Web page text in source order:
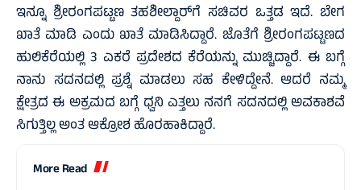
ಇನ್ನೂ ಶ್ರೀರಂಗಪಟ್ಟಣ ತಹಶೀಲ್ದಾರ್‌ಗೆ ಸಚಿವರ ಒತ್ತಡ ಇದೆ. ಬೇಗ
ಖಾತೆ ಮಾಡಿ ಎಂದು ಖಾತೆ ಮಾಡಿಸಿದ್ದಾರೆ. ಜೊತೆಗೆ ಶ್ರೀರಂಗಪಟ್ಟಣದ
ಹುಲಿಕೆರೆಯಲ್ಲಿ 3 ಎಕರೆ ಪ್ರದೇಶದ ಕೆರೆಯನ್ನು ಮುಚ್ಚಿದ್ದಾರೆ. ಈ ಬಗ್ಗೆ
ನಾನು ಸದನದಲ್ಲಿ ಪ್ರಶ್ನೆ ಮಾಡಲು ಸಹ ಕೇಳಿದ್ದೇನೆ. ಆದರೆ ನಮ್ಮ
ಕ್ಷೇತ್ರದ ಈ ಅಕ್ರಮದ ಬಗ್ಗೆ ಧ್ವನಿ ಎತ್ತಲು ನನಗೆ ಸದನದಲ್ಲಿ ಅವಕಾಶವೆ
ಸಿಗುತ್ತಿಲ್ಲ ಅಂತ ಆಕ್ರೋಶ ಹೊರಹಾಕಿದ್ದಾರೆ.
More Read